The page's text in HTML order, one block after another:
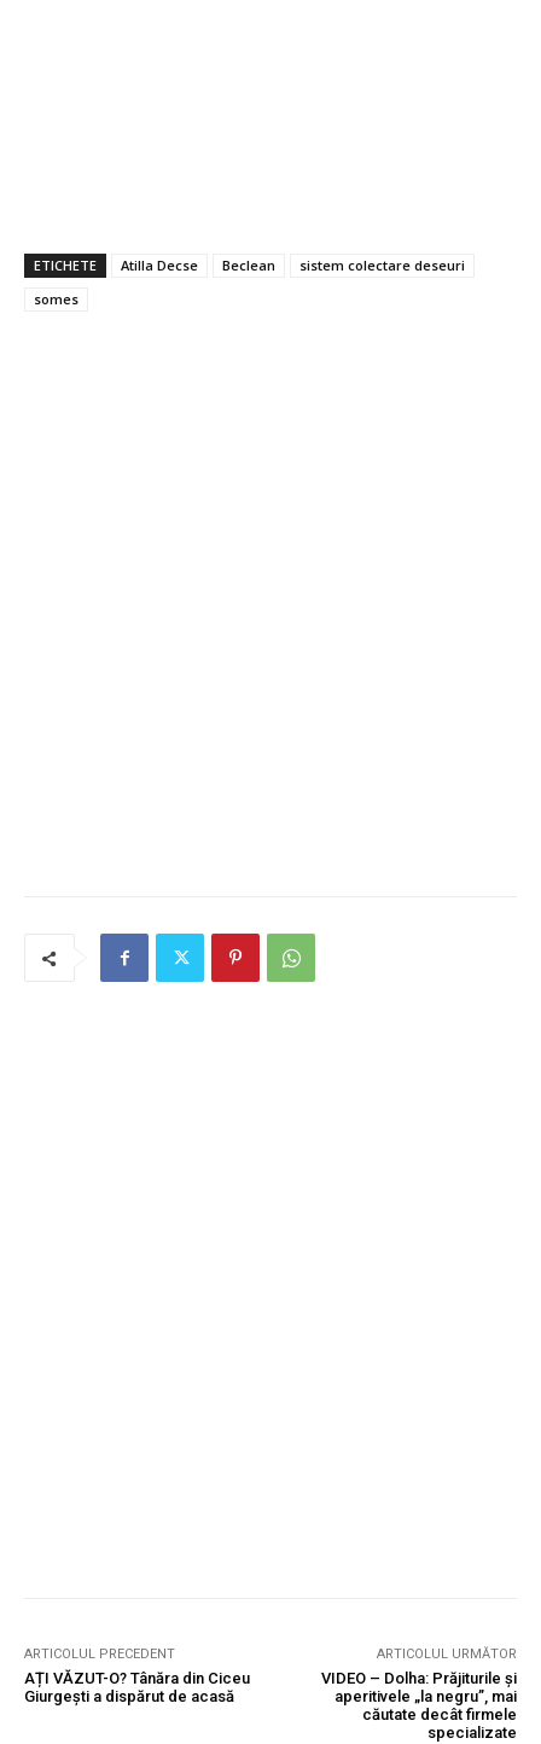
ETICHETE Atilla Decse Beclean
sistem colectare deseuri
somes
ARTICOLUL PRECEDENT
AȚI VĂZUT-O? Tânăra din Ciceu
Giurgești a dispărut de acasă
ARTICOLUL URMĂTOR
VIDEO – Dolha: Prăjiturile și
aperitivele „la negru”, mai
căutate decât firmele
specializate